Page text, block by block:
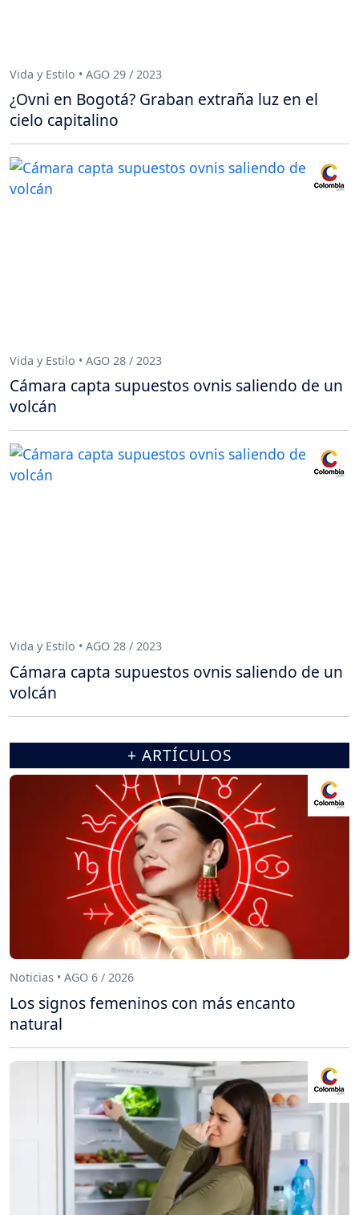
Vida y Estilo • AGO 29 / 2023
¿Ovni en Bogotá? Graban extraña luz en el
cielo capitalino
Vida y Estilo • AGO 28 / 2023
Cámara capta supuestos ovnis saliendo de un
volcán
Vida y Estilo • AGO 28 / 2023
Cámara capta supuestos ovnis saliendo de un
volcán
+ ARTÍCULOS
Noticias • AGO 6 / 2026
Los signos femeninos con más encanto
natural